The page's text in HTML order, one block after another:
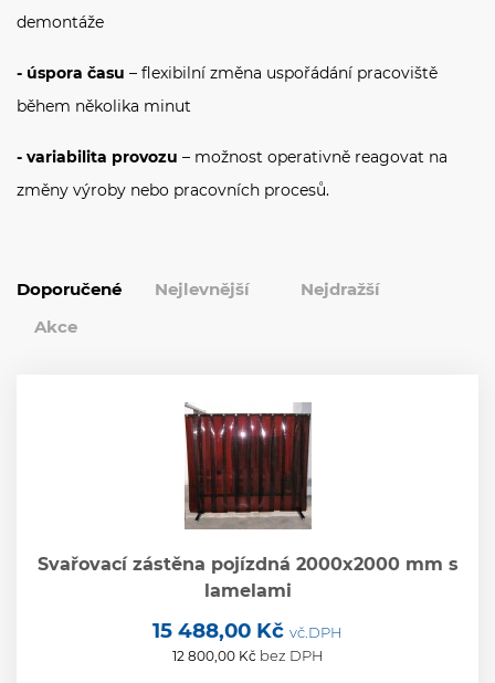
demontáže
- úspora času – flexibilní změna uspořádání pracoviště
během několika minut
- variabilita provozu – možnost operativně reagovat na
změny výroby nebo pracovních procesů.
Doporučené Nejlevnější
Nejdražší
Akce
Svařovací zástěna pojízdná 2000x2000 mm s
lamelami
15 488,00 Kč vč.DPH
12 800,00 Kč bez DPH